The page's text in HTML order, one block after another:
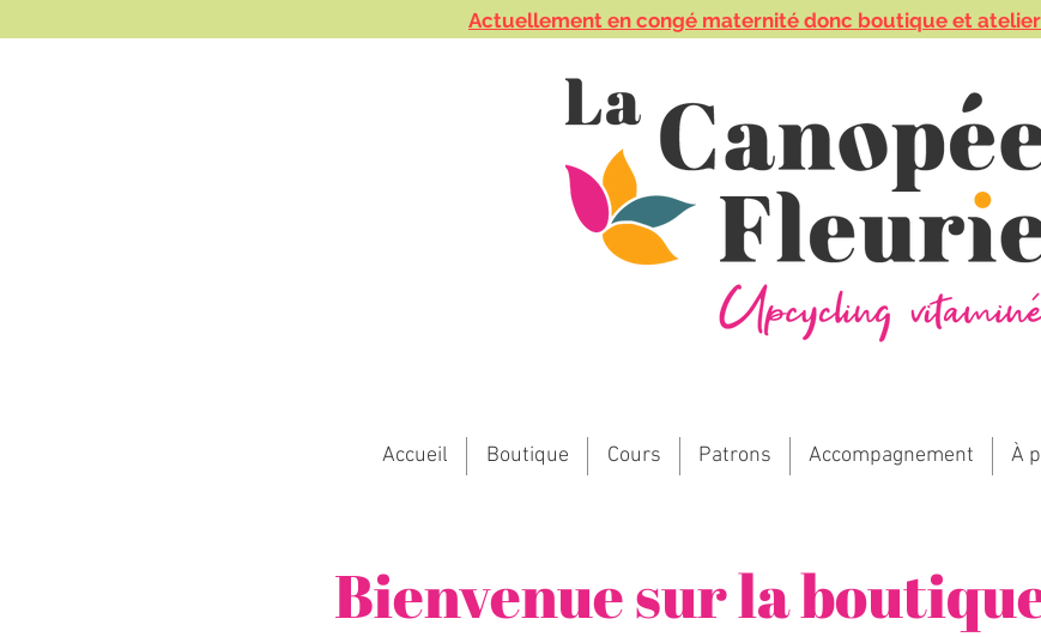
Actuellement en congé maternité donc boutique et
Accueil Boutique Cours Patrons Accompagnement À
Bienvenue sur la